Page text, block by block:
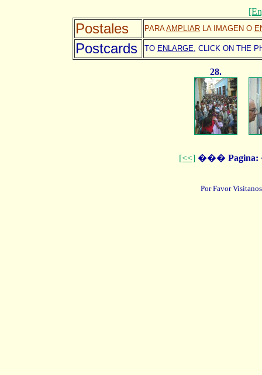
Postales PARAAMPLIAR LA IMAGEN O
Postcards TO ENLARGE, CLICK ON THE
28.
[<<] ��� Pagina:
Por Favor